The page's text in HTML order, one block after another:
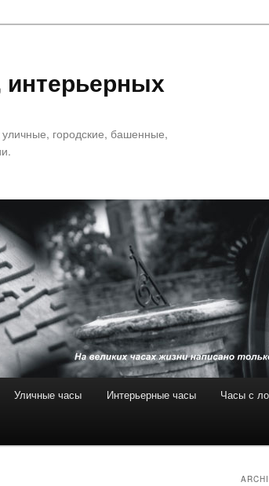
интерьерных
городские, башенные,
Уличные часы Интерьерные часы Часы с